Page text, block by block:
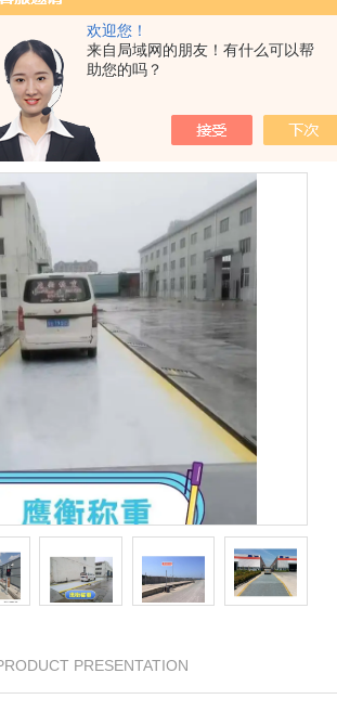
欢迎您！
来自局域网的朋友！有什么可以帮
助您的吗？
PRESENTATION